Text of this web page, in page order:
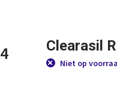
Clearasil
Niet op